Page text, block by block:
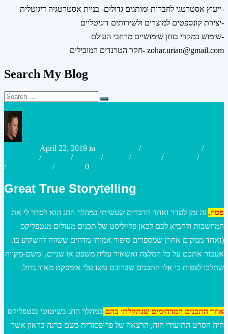
ייעוץ אסטרטגי לחברות ומותגים גדולים- בניית אסטרטגיה דיגיטלית-
יצירת קונספטים למוצרים ולשירותים דיגיטליים-
שימוש במקרי בוחן שימושיים מרחבי העולם-
חקר הטרנדים המובילים- zohar.urian@gmail.com
Search My Blog
Search
for:
Search
April 22, 2019 in
in
/
/
/ / / / / /
/
/ 0
Great True Storytelling
פסח, זה זמן לסדר ואחד הדברים שעשיתי במהלך החג הוא לסדר לי את
המחשבות ולהביא לכם לכאן פלייליסט של תכנים מעולים מנטפליקס
(ואחד ממקום אחר) שמספרים סיפור אמיתי מדהים ששווה להשקיע בו.
אעבור אתכם על כל המלצה ואשאיר עליה משפט או שניים, ומשם-מקווה
שתלכו לצפות כי אלו התכנים שברובם עשו עלי אימפקט מאוד גדול.
אחד התכנים המדהימים שנתקלתי בהם במהלך החג בשיטוטי בנטפליקס
היה הסרט התיעודי הזה, הרצאה של פרופסורית בשם ברנה בראון אשר